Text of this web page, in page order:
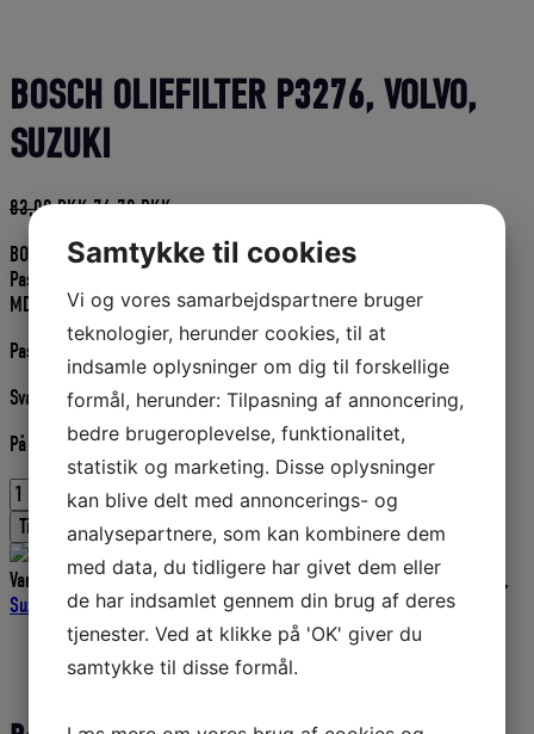
BOSCH OLIEFILTER P3276, VOLVO,
SUZUKI
83,00DKKDen
pris
83,00 DKK.
74,70DKKDen
pris
74,70 DKK.
BOSCH UORIGINALT OLIEFILTER
Passer til Volvo motor nr:
MD2010A/B, MD2010C/D, MD2020 A/B, MD2020 C/D, D1-13, D1-20
Passer til Suzuki motor nr: DF150/200/225/250/300
Svarer til Volvo nr. 861473. – og Suzuki nr. 1650-96J00-000
På lager
BOSCH
OLIEFILTER
P3276,
VOLVO,
SUZUKI
antal
Tilføj til kurv
Varenummer (SKU):P1516824Kategorier:Bosch Oliefilter,Bådudstyr ,
Suzuki
Volvo,Filtre - Olie
Beskrivelse
Yderligere information
Samtykke til cookies
Vi og vores samarbejdspartnere bruger
teknologier, herunder cookies, til at
indsamle oplysninger om dig til forskellige
formål, herunder: Tilpasning af annoncering,
bedre brugeroplevelse, funktionalitet,
statistik og marketing. Disse oplysninger
kan blive delt med annoncerings- og
analysepartnere, som kan kombinere dem
med data, du tidligere har givet dem eller
de har indsamlet gennem din brug af deres
tjenester. Ved at klikke på 'OK' giver du
samtykke til disse formål.